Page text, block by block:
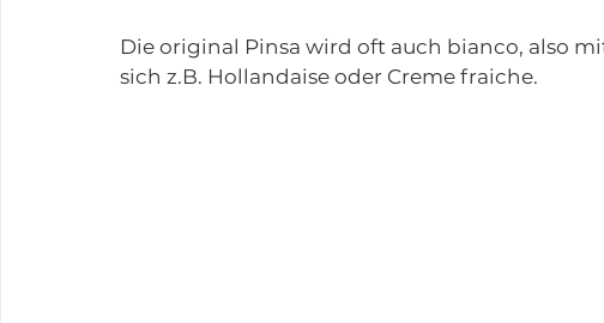
Die original Pinsa wird oft auch bianco, also
sich z.B. Hollandaise oder Creme fraiche.